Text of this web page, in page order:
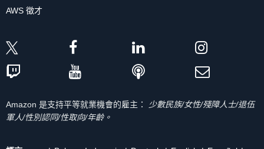
AWS 徵才
Amazon 是支持平等就業機會的雇主：
少數民族/女性/殘障人士/退伍
軍人/性別認同/性取向/年齡。